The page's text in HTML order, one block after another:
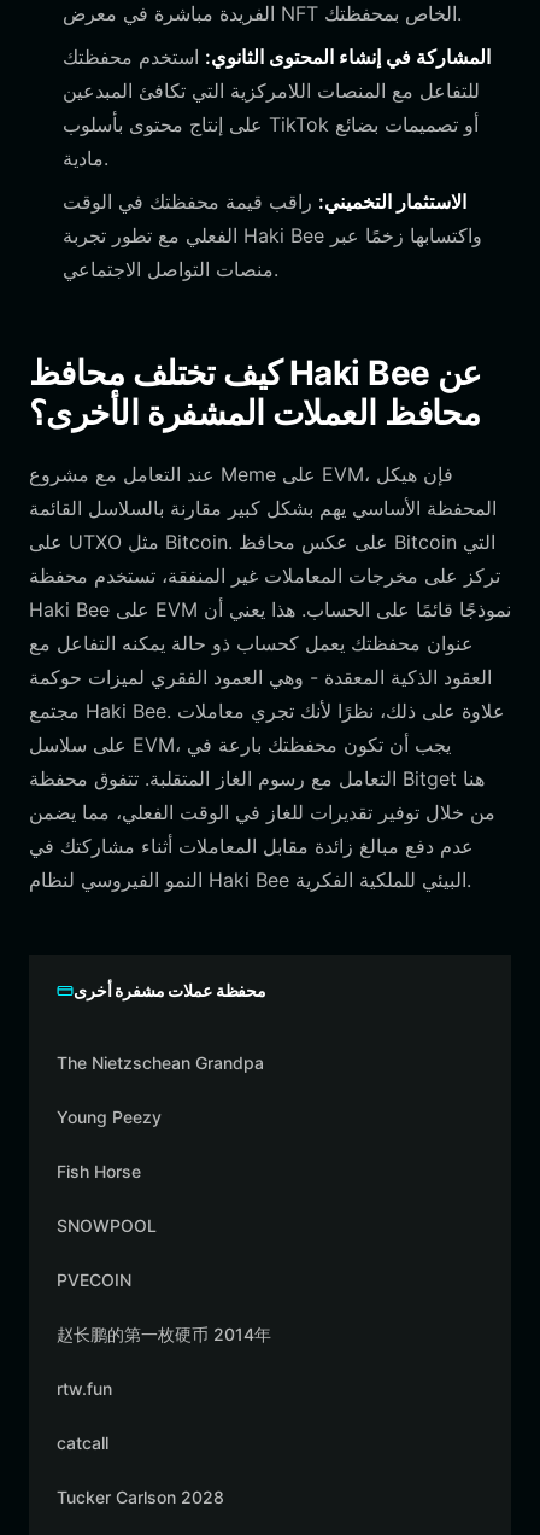
الفريدة مباشرة في معرض NFT الخاص بمحفظتك.
المشاركة في إنشاء المحتوى الثانوي: استخدم محفظتك
للتفاعل مع المنصات اللامركزية التي تكافئ المبدعين
على إنتاج محتوى بأسلوب TikTok أو تصميمات بضائع
مادية.
الاستثمار التخميني: راقب قيمة محفظتك في الوقت
الفعلي مع تطور تجربة Haki Bee واكتسابها زخمًا عبر
منصات التواصل الاجتماعي.
كيف تختلف محافظ Haki Bee عن
محافظ العملات المشفرة الأخرى؟
عند التعامل مع مشروع Meme على EVM، فإن هيكل
المحفظة الأساسي يهم بشكل كبير مقارنة بالسلاسل القائمة
على UTXO مثل Bitcoin. على عكس محافظ Bitcoin التي
تركز على مخرجات المعاملات غير المنفقة، تستخدم محفظة
Haki Bee على EVM نموذجًا قائمًا على الحساب. هذا يعني أن
عنوان محفظتك يعمل كحساب ذو حالة يمكنه التفاعل مع
العقود الذكية المعقدة - وهي العمود الفقري لميزات حوكمة
مجتمع Haki Bee. علاوة على ذلك، نظرًا لأنك تجري معاملات
على سلاسل EVM، يجب أن تكون محفظتك بارعة في
التعامل مع رسوم الغاز المتقلبة. تتفوق محفظة Bitget هنا
من خلال توفير تقديرات للغاز في الوقت الفعلي، مما يضمن
عدم دفع مبالغ زائدة مقابل المعاملات أثناء مشاركتك في
النمو الفيروسي لنظام Haki Bee البيئي للملكية الفكرية.
محفظة عملات مشفرة أخرى
The Nietzschean Grandpa
Young Peezy
Fish Horse
SNOWPOOL
PVECOIN
赵长鹏的第一枚硬币 2014年
rtw.fun
catcall
Tucker Carlson 2028